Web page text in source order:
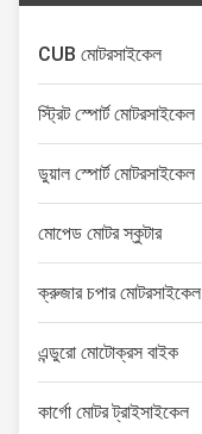
CUB মোটরসাইকেল
স্ট্রিট স্পোর্ট মোটরসাইকেল
ডুয়াল স্পোর্ট মোটরসাইকেল
মোপেড মোটর স্কুটার
ক্রুজার চপার মোটরসাইকেল
এন্ডুরো মোটোক্রস বাইক
কার্গো মোটর ট্রাইসাইকেল